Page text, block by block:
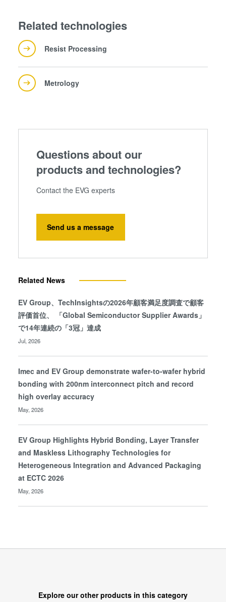
Related technologies
Resist Processing
Metrology
Questions about our
products and technologies?
Contact the EVG experts
Send us a message
Related News
EV Group、TechInsightsの2026年顧客満足度調査で顧客
評価首位、 「Global Semiconductor Supplier Awards」
で14年連続の「3冠」達成
Jul, 2026
Imec and EV Group demonstrate wafer-to-wafer hybrid
bonding with 200nm interconnect pitch and record
high overlay accuracy
May, 2026
EV Group Highlights Hybrid Bonding, Layer Transfer
and Maskless Lithography Technologies for
Heterogeneous Integration and Advanced Packaging
at ECTC 2026
May, 2026
Explore our other products in this category